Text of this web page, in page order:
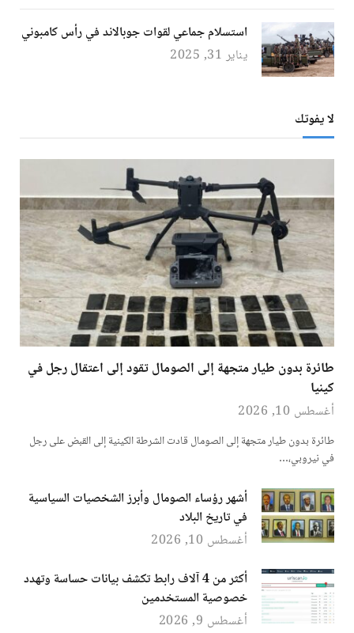
استسلام جماعي لقوات جوبالاند في رأس كامبوني
يناير 31, 2025
لا يفوتك
طائرة بدون طيار متجهة إلى الصومال تقود إلى اعتقال رجل في
كينيا
أغسطس 10, 2026
طائرة بدون طيار متجهة إلى الصومال قادت الشرطة الكينية إلى القبض على رجل
في نيروبي،…
أشهر رؤساء الصومال وأبرز الشخصيات السياسية
في تاريخ البلاد
أغسطس 10, 2026
أكثر من 4 آلاف رابط تكشف بيانات حساسة وتهدد
خصوصية المستخدمين
أغسطس 9, 2026